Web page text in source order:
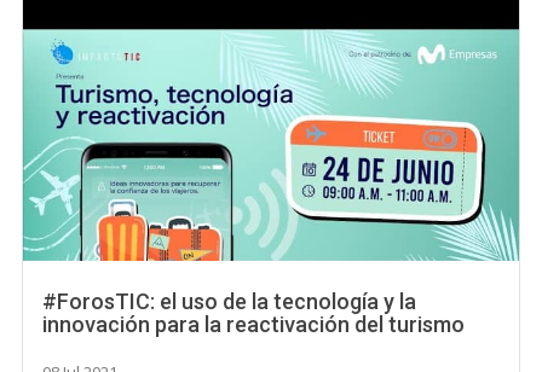
#ForosTIC: el uso de la tecnología y la
innovación para la reactivación del turismo